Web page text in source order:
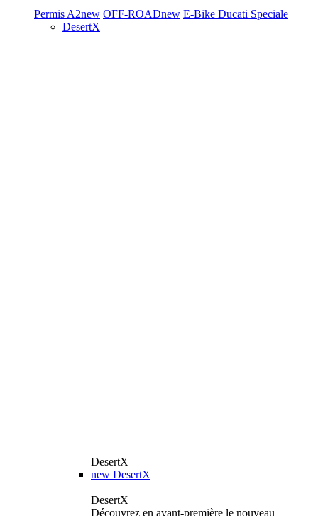
Permis A2new OFF-ROADnew E-Bike Ducati Speciale
DesertX
DesertX
new DesertX
DesertX
Découvrez en avant-première le nouveau